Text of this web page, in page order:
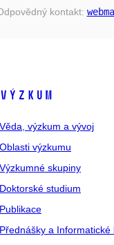
kontakt:
VÝZKUM
Věda, výzkum a vývoj
Oblasti výzkumu
Výzkumné skupiny
Doktorské studium
Publikace
Přednášky a Informatické